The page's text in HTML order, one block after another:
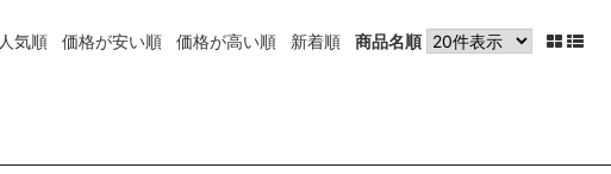
人気順 価格が安い順 価格が高い順 新着順 商品名順